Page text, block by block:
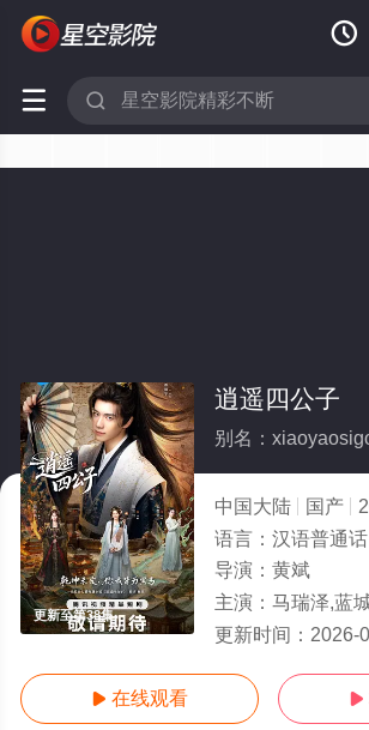

 
更新至第38集
逍遥四公子
别名：
中国大陆 国产
语言： 汉语普通话
导演： 黄斌
主演： 马瑞泽,蓝
更新时间： 2026-
 在线观看 